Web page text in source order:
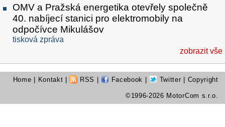
OMV a Pražská energetika otevřely společně
40. nabíjecí stanici pro elektromobily na
odpočívce Mikulášov
tisková zpráva
zobrazit vše
Home Kontakt RSS Facebook Twitter | Copyright
©1996-2026 MotorCom s.r.o.